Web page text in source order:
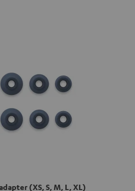
(XS, S, M, L, XL)